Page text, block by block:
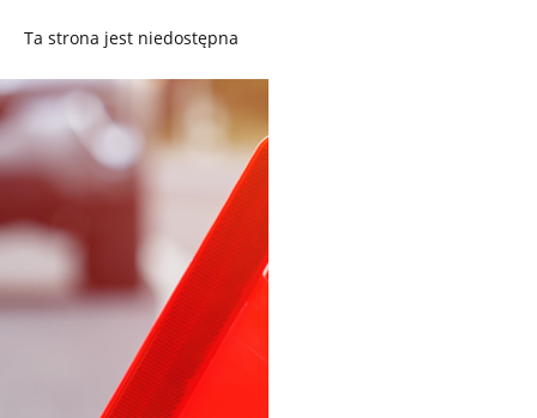
Ta strona jest niedostępna
Trang này không có
Esta página não está
disponível
このページは現在利用できま
せん
Pagina non disponibile
هذه الصفحة غير متوفرة